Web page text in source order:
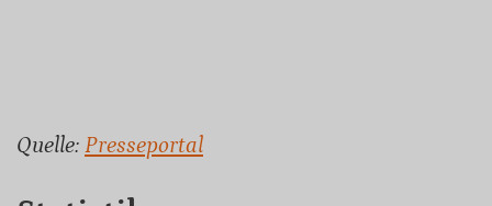
Quelle: Presseportal